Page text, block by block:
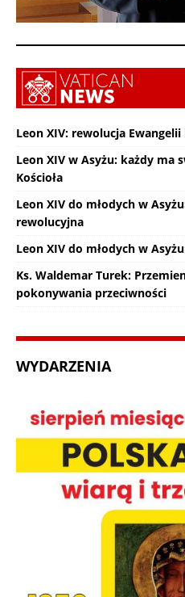
Leon XIV: rewolucja
Leon XIV w Asyżu: każdy ma
Kościoła
Leon XIV do młodych w
rewolucyjna
Leon XIV do młodych w
Ks. Waldemar Turek:
pokonywania przeciwności
WYDARZENIA